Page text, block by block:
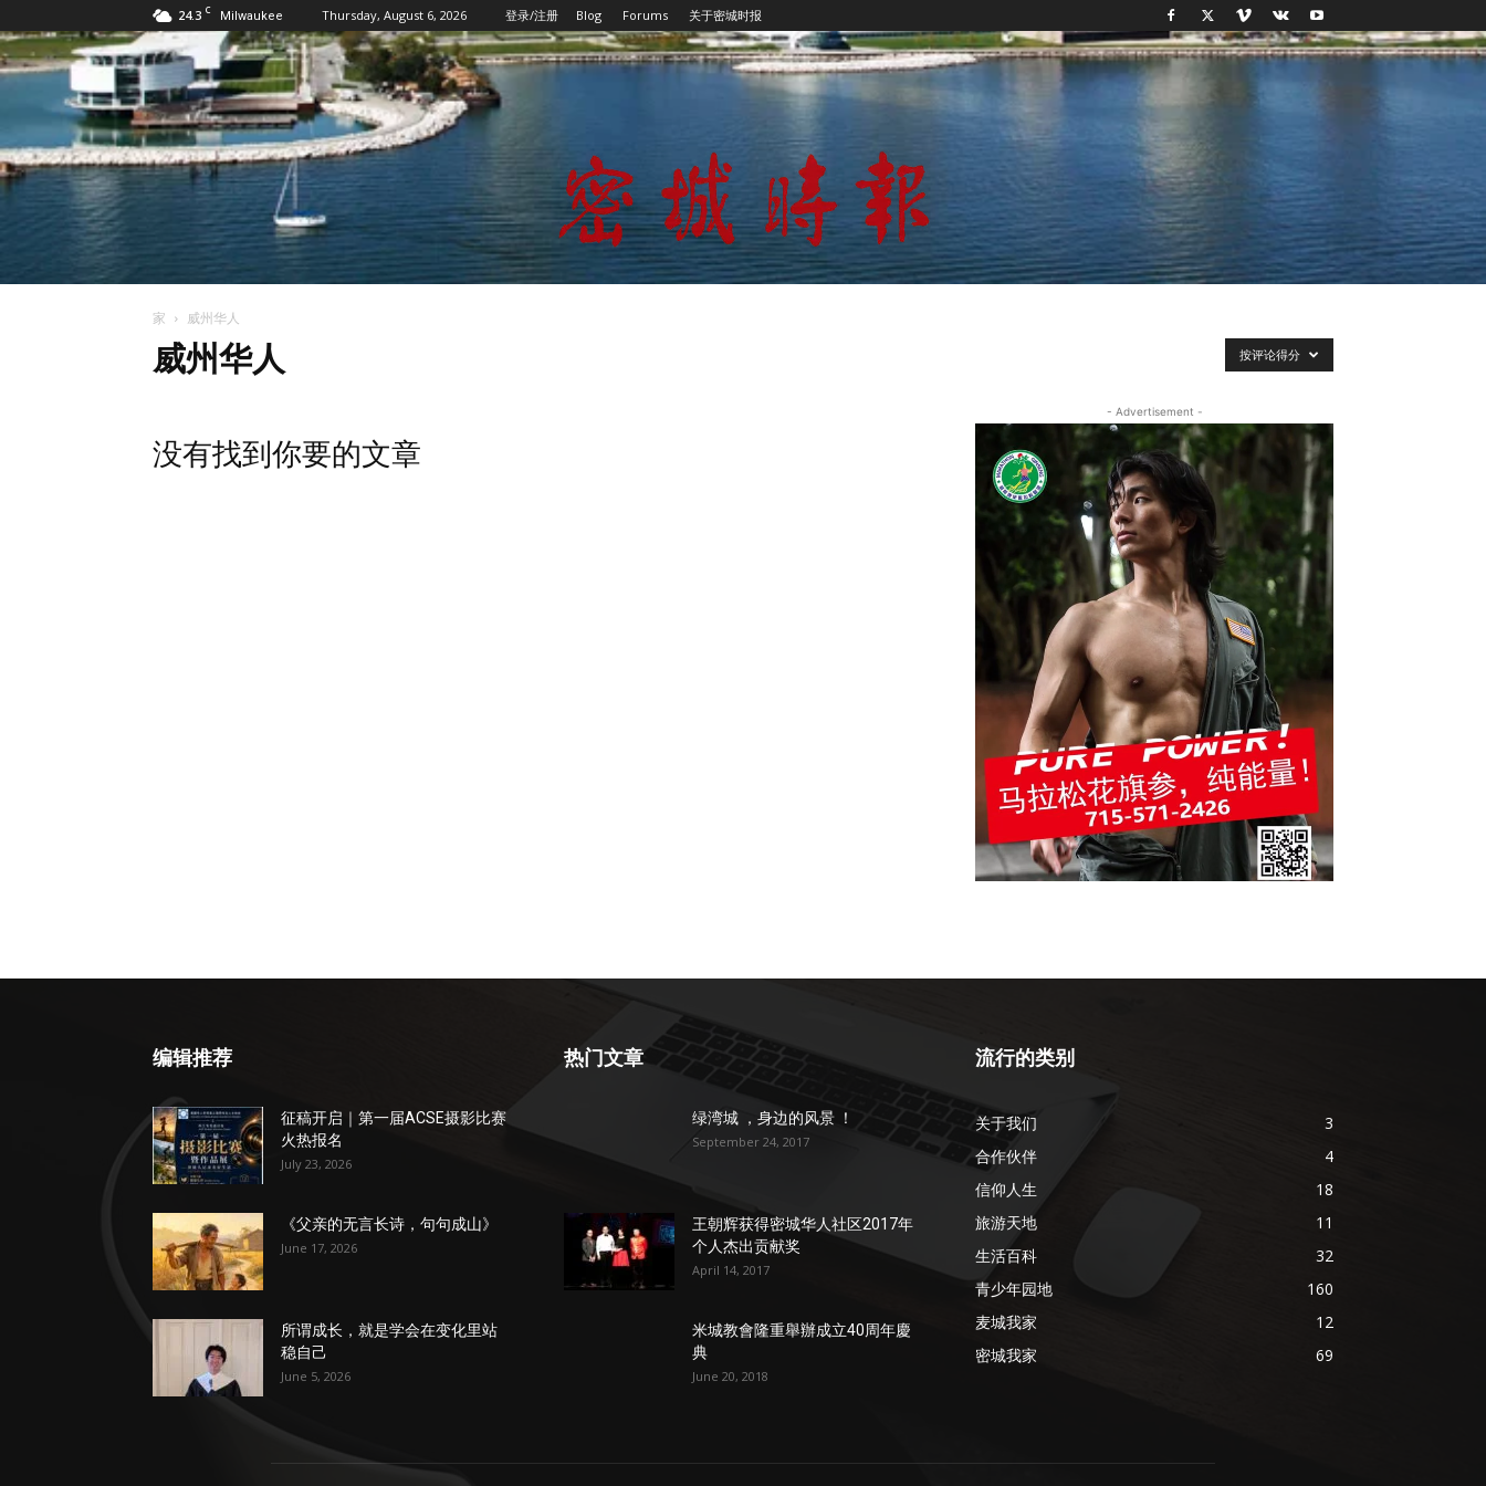
24.3 C Milwaukee Thursday, August 6, 2026 登录/注册 Blog Forums 关于密城时报
家 威州华人
威州华人 按评论得分
没有找到你要的文章
- Advertisement -
编辑推荐
征稿开启｜第一届ACSE摄影比赛
火热报名
July 23, 2026
《父亲的无言长诗，句句成山》
June 17, 2026
所谓成长，就是学会在变化里站
稳自己
June 5, 2026
热门文章
绿湾城 ，身边的风景 ！
September 24, 2017
王朝辉获得密城华人社区2017年
个人杰出贡献奖
April 14, 2017
米城教會隆重舉辦成立40周年慶
典
June 20, 2018
流行的类别
关于我们
3
合作伙伴
4
信仰人生
18
旅游天地
11
生活百科
32
青少年园地
160
麦城我家
12
密城我家
69